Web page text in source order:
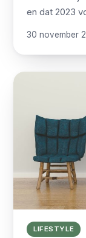
en dat 2023
30 november
LIFESTYLE